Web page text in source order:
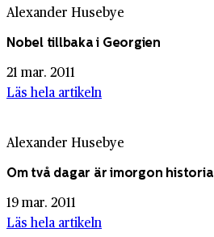
Alexander Husebye
Nobel tillbaka i Georgien
21 mar. 2011
Läs hela artikeln
Alexander Husebye
Om två dagar är imorgon historia
19 mar. 2011
Läs hela artikeln